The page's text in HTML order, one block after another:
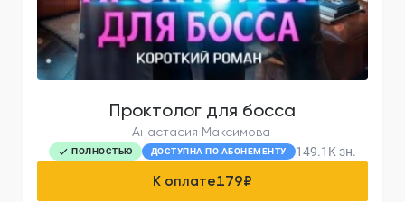
Проктолог для босса
Анастасия Максимова
ПОЛНОСТЬЮ ДОСТУПНА ПО АБОНЕМЕНТУ 149.1K зн.
К оплате179₽